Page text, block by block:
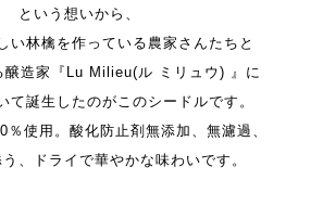
という想いから、
い林檎を作っている農家さんたちと
醸造家『 Lu Milieu(ル ミリュウ) 』 に
て誕生したのがこのシードルです。
％使用。酸化防止剤無添加、無濾過、
、ドライで華やかな味わいです。